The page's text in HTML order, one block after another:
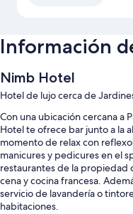
Información
Nimb Hotel
Hotel de lujo cerca de
Con una ubicación cercana a
Hotel te ofrece bar junto a la
momento de relax con
manicures y pedicures en el
restaurantes de la propiedad
cena y cocina francesa.
servicio de lavandería o
habitaciones.